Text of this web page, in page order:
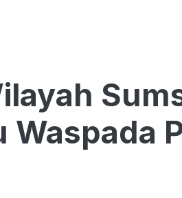
Waspada